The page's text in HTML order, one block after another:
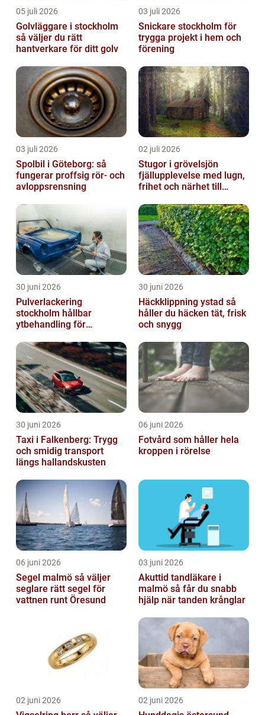
05 juli 2026
Golvläggare i stockholm
så väljer du rätt
hantverkare för ditt golv
03 juli 2026
Snickare stockholm för
trygga projekt i hem och
förening
03 juli 2026
Spolbil i Göteborg: så
fungerar proffsig rör- och
avloppsrensning
02 juli 2026
Stugor i grövelsjön
fjällupplevelse med lugn,
frihet och närhet till
30 juni 2026
Pulverlackering
stockholm hållbar
ytbehandling för
30 juni 2026
Häckklippning ystad så
håller du häcken tät, frisk
och snygg
30 juni 2026
Taxi i Falkenberg: Trygg
och smidig transport
längs hallandskusten
06 juni 2026
Fotvård som håller hela
kroppen i rörelse
06 juni 2026
Segel malmö så väljer
seglare rätt segel för
vattnen runt Öresund
03 juni 2026
Akuttid tandläkare i
malmö så får du snabb
hjälp när tanden krånglar
02 juni 2026 02 juni 2026